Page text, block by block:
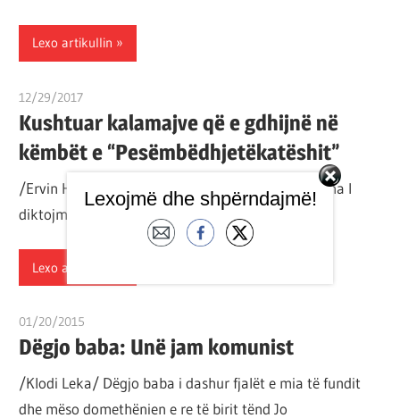
Lexo artikullin
12/29/2017
Kushtuar kalamajve që e gdhijnë në
këmbët e “Pesëmbëdhjetëkatëshit”
/Ervin Hatibi/ Natës Vezullojnë si peshq jetët tona I
diktojmë me avullin tek hov Nga goja Tek brof si
Lexo artikullin
01/20/2015
Dëgjo baba: Unë jam komunist
/Klodi Leka/ Dëgjo baba i dashur fjalët e mia të fundit
dhe mëso domethënien e re të birit tënd Jo
Lexojmë dhe shpërndajmë!